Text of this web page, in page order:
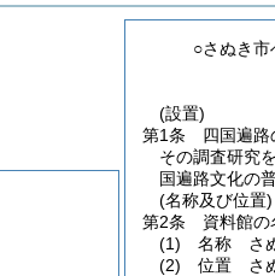
○さぬき市
(設置)
第1条
四国遍
その調査研究
国遍路文化の
(名称及び位置)
第2条
資料館の
(1)
名称 さ
(2)
位置 さ